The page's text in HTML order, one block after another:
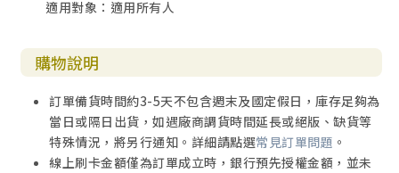
適用對象：適用所有人
購物說明
訂單備貨時間約3-5天不包含週末及國定假日，庫存足夠為
當日或隔日出貨，如遇廠商調貨時間延長或絕版、缺貨等
特殊情況，將另行通知。詳細請點選常見訂單問題 。
線上刷卡金額僅為訂單成立時，銀行預先授權金額，並未